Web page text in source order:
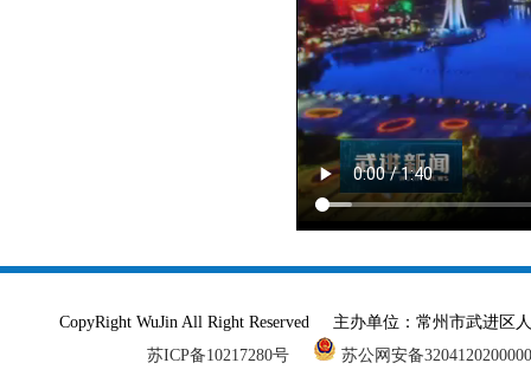
CopyRight WuJin All Right Reserved 主办单位：常州市武进
苏ICP备10217280号
苏公网安备